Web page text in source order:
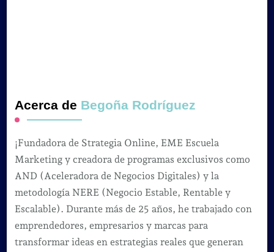
Acerca de Begoña Rodríguez
¡Fundadora de Strategia Online, EME Escuela
Marketing y creadora de programas exclusivos como
AND (Aceleradora de Negocios Digitales) y la
metodología NERE (Negocio Estable, Rentable y
Escalable). Durante más de 25 años, he trabajado con
emprendedores, empresarios y marcas para
transformar ideas en estrategias reales que generan